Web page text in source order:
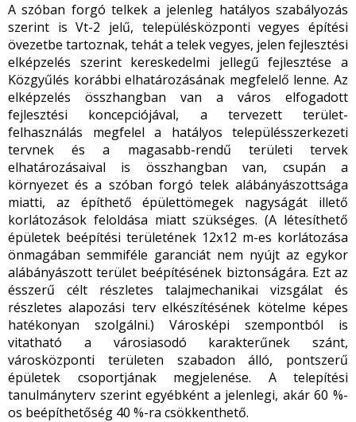
A szóban forgó telkek a jelenleg hatályos szabályozás
szerint is Vt-2 jelű, településközponti vegyes építési
övezetbe tartoznak, tehát a telek vegyes, jelen fejlesztési
elképzelés szerint kereskedelmi jellegű fejlesztése a
Közgyűlés korábbi elhatározásának megfelelő lenne. Az
elképzelés összhangban van a város elfogadott
fejlesztési koncepciójával, a tervezett terület-
felhasználás megfelel a hatályos településszerkezeti
tervnek és a magasabb-rendű területi tervek
elhatározásaival is összhangban van, csupán a
környezet és a szóban forgó telek alábányászottsága
miatti, az építhető épülettömegek nagyságát illető
korlátozások feloldása miatt szükséges. (A létesíthető
épületek beépítési területének 12x12 m-es korlátozása
önmagában semmiféle garanciát nem nyújt az egykor
alábányászott terület beépítésének biztonságára. Ezt az
ésszerű célt részletes talajmechanikai vizsgálat és
részletes alapozási terv elkészítésének kötelme képes
hatékonyan szolgálni.) Városképi szempontból is
vitatható a városiasodó karakterűnek szánt,
városközponti területen szabadon álló, pontszerű
épületek csoportjának megjelenése. A telepítési
tanulmányterv szerint egyébként a jelenlegi, akár 60 %-
os beépíthetőség 40 %-ra csökkenthető.